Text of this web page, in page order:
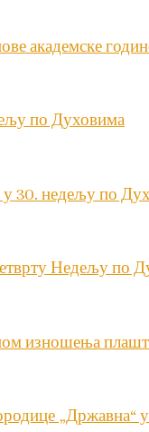
академске
по Духовима
у 30. недељу по
Недељу по
изношења
„Државна“